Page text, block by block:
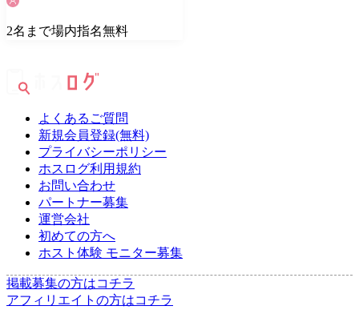
2名 まで場内指名無料
よくあるご質問
新規会員登録(無料)
プライバシーポリシー
ホスログ利用規約
お問い合わせ
パートナー募集
運営会社
初めての方へ
ホスト体験 モニター募集
掲載募集の方はコチラ
アフィリエイトの方はコチラ